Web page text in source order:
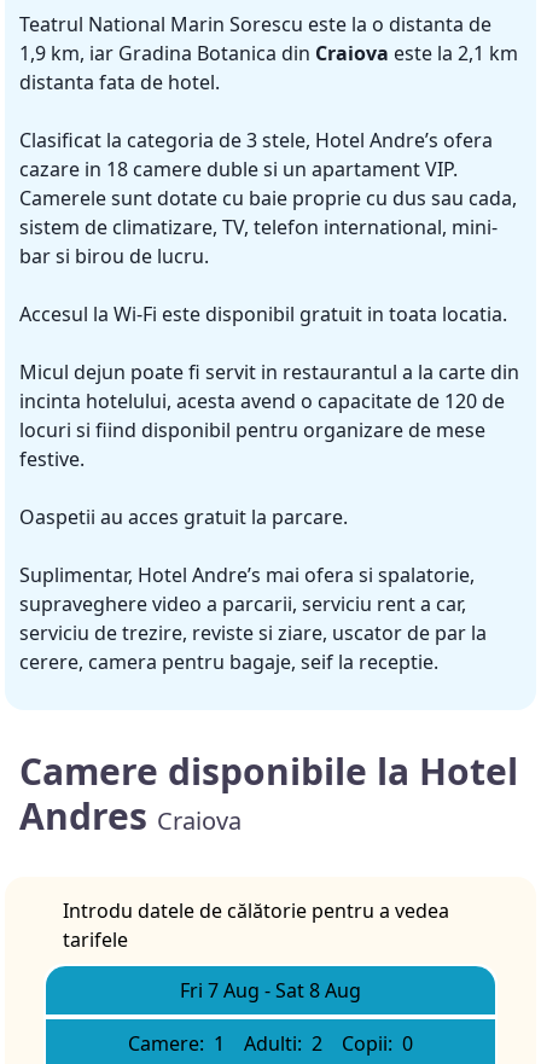
Teatrul National Marin Sorescu este la o distanta de
1,9 km, iar Gradina Botanica din Craiova este la 2,1 km
distanta fata de hotel.
Clasificat la categoria de 3 stele, Hotel Andre’s ofera
cazare in 18 camere duble si un apartament VIP.
Camerele sunt dotate cu baie proprie cu dus sau cada,
sistem de climatizare, TV, telefon international, mini-
bar si birou de lucru.
Accesul la Wi-Fi este disponibil gratuit in toata locatia.
Micul dejun poate fi servit in restaurantul a la carte din
incinta hotelului, acesta avend o capacitate de 120 de
locuri si fiind disponibil pentru organizare de mese
festive.
Oaspetii au acces gratuit la parcare.
Suplimentar, Hotel Andre’s mai ofera si spalatorie,
supraveghere video a parcarii, serviciu rent a car,
serviciu de trezire, reviste si ziare, uscator de par la
cerere, camera pentru bagaje, seif la receptie.
Camere disponibile la Hotel
Andres Craiova
Introdu datele de călătorie pentru a vedea
tarifele
Fri 7 Aug -Sat 8 Aug
Camere: 1 Adulti: 2 Copii: 0